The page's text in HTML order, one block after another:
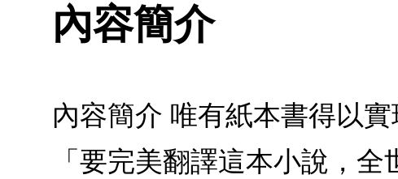
內容簡介
內容簡介 唯有紙本書得以
「要完美翻譯這本小說，